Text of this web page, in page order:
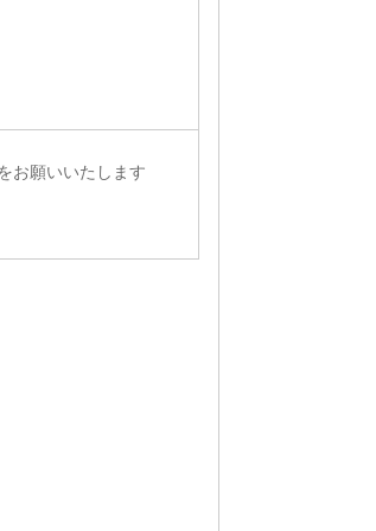
お願いいたします